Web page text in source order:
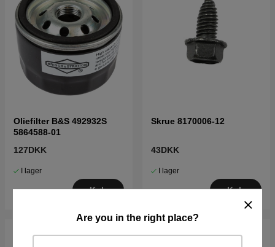
Are you in the right place?
Oliefilter B&S 492932S
5864588-01
127DKK
I lager
Køb
Skrue 8170006-12
43DKK
I lager
Køb